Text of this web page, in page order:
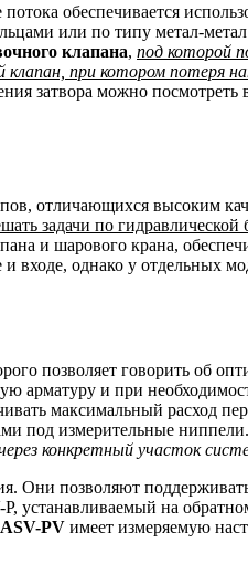
обеспечивается
или по типу метал-метал
клапана, под которой
при котором потеря
затвора можно посмотреть
отличающихся высоким
задачи по гидравлической
и шарового крана,
входе, однако у отдельных
позволяет говорить об
арматуру и при
максимальный расход
под измерительные ниппели.
конкретный участок
Они позволяют
устанавливаемый на
ASV-PV имеет измеряемую